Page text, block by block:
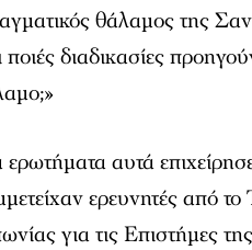
θάλαμος της
ποιές διαδικασίες
ερωτήματα αυτά
ερευνητές από
για τις Επιστήμες